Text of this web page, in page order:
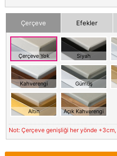
Çerçeve Efekler
Çerçeve Yok Siyah
Kahverengi Gümüş
Altın Açık Kahverengi
Not: Çerçeve genişliği her yönde